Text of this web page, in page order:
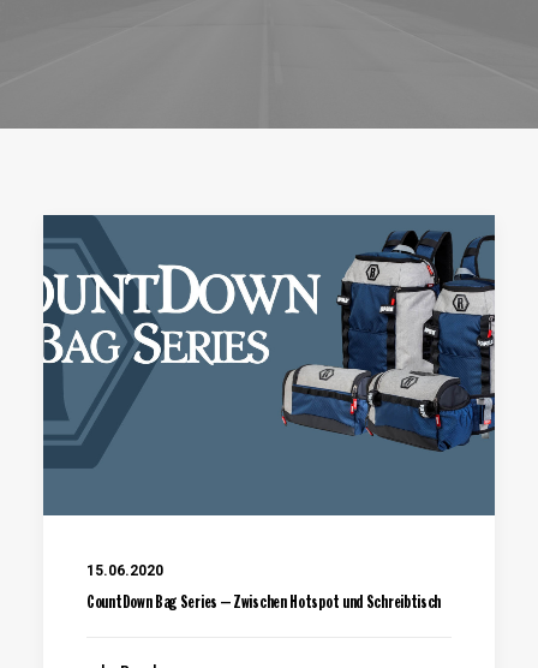
15.06.2020
CountDown Bag Series – Zwischen Hotspot und Schreibtisch